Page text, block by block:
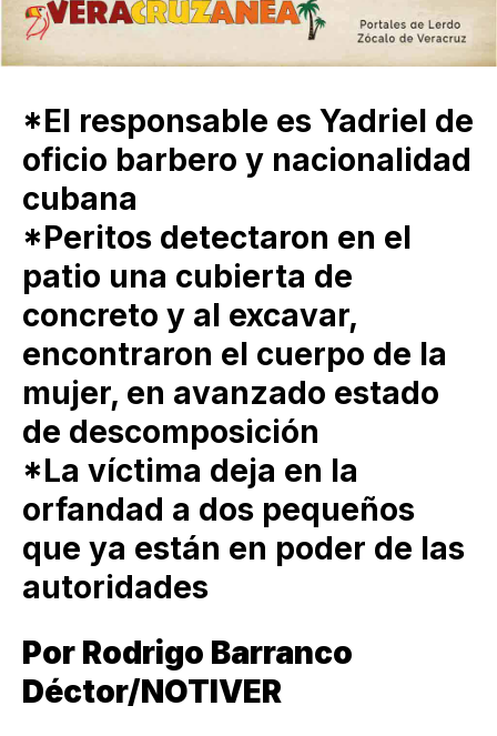
*El responsable es Yadriel de
oficio barbero y nacionalidad
cubana
*Peritos detectaron en el
patio una cubierta de
concreto y al excavar,
encontraron el cuerpo de la
mujer, en avanzado estado
de descomposición
*La víctima deja en la
orfandad a dos pequeños
que ya están en poder de las
autoridades
Por Rodrigo Barranco
Déctor/NOTIVER